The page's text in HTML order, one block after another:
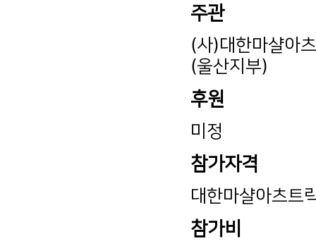
주관
(사)대한마샬아
(울산지부)
후원
미정
참가자격
대한마샬아츠트
참가비